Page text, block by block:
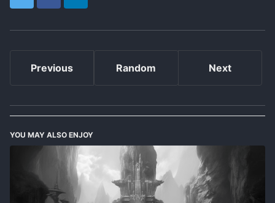
Previous Random Next
YOU MAY ALSO ENJOY